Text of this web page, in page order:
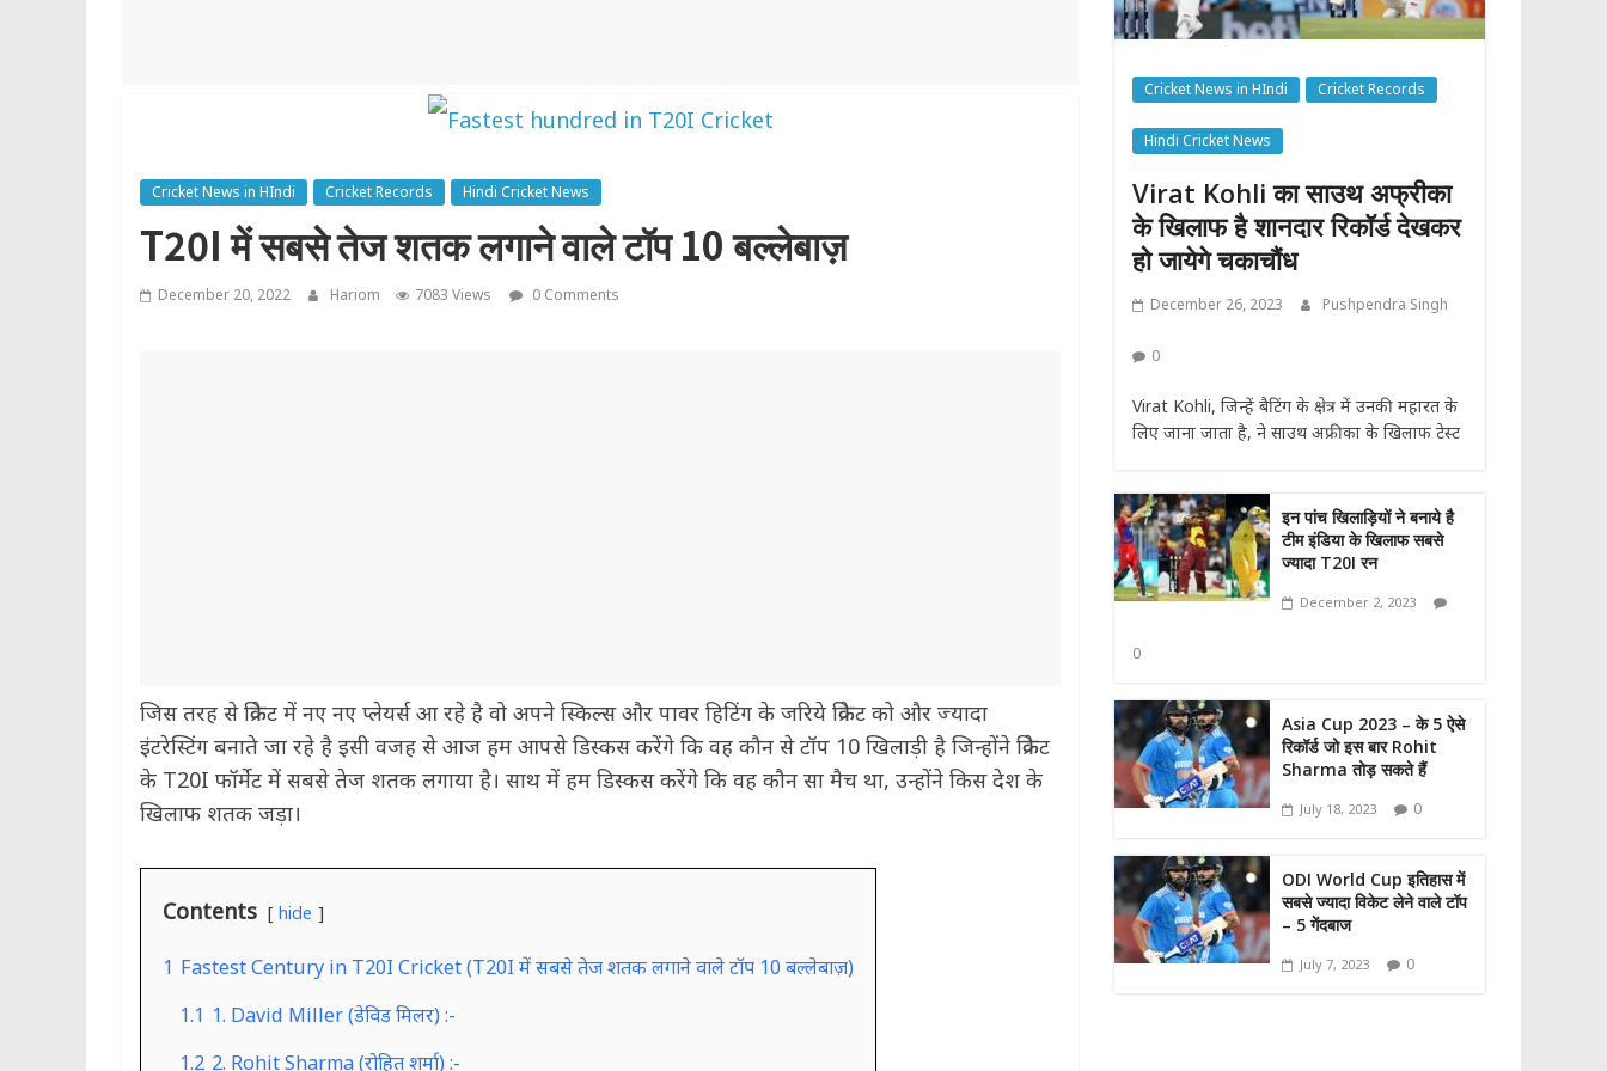
Cricket News in HIndi Cricket Records Hindi Cricket News
T20I में सबसे तेज शतक लगाने वाले टॉप 10 बल्लेबाज़
December 20, 2022 Hariom 7083 Views 0 Comments
जिस तरह से क्रिकेट में नए नए प्लेयर्स आ रहे है वो अपने स्किल्स और पावर हिटिंग के जरिये क्रिकेट को और ज्यादा
इंटरेस्टिंग बनाते जा रहे है इसी वजह से आज हम आपसे डिस्कस करेंगे कि वह कौन से टॉप 10 खिलाड़ी है जिन्होंने क्रिकेट
के T20I फॉर्मेट में सबसे तेज शतक लगाया है। साथ में हम डिस्कस करेंगे कि वह कौन सा मैच था, उन्होंने किस देश के
खिलाफ शतक जड़ा।
Contents hide
1 Fastest Century in T20I Cricket (T20I में सबसे तेज शतक लगाने वाले टॉप 10 बल्लेबाज़)
1.1 1. David Miller (डेविड मिलर) :-
1.2 2. Rohit Sharma (रोहित शर्मा) :-
Cricket News in HIndi Cricket Records
Hindi Cricket News
Virat Kohli का साउथ अफ्रीका
के खिलाफ है शानदार रिकॉर्ड देखकर
हो जायेगे चकाचौंध
December 26, 2023 Pushpendra Singh
0
Virat Kohli, जिन्हें बैटिंग के क्षेत्र में उनकी महारत के
लिए जाना जाता है, ने साउथ अफ्रीका के खिलाफ टेस्ट
इन पांच खिलाड़ियों ने बनाये है
टीम इंडिया के खिलाफ सबसे
ज्यादा T20I रन
December 2, 2023
0
Asia Cup 2023 – के 5 ऐसे
रिकॉर्ड जो इस बार Rohit
Sharma तोड़ सकते हैं
July 18, 2023 0
ODI World Cup इतिहास में
सबसे ज्यादा विकेट लेने वाले टॉप
– 5 गेंदबाज
July 7, 2023 0